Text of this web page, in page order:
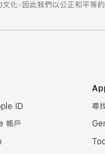
化，因此我們以公正和平等
ID
帳戶
尋